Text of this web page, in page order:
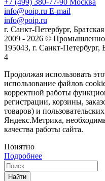
info@poip.ru E-mail
info@poip.ru
г. Санкт-Петербург,
2009 - 2026 ©
195043, г. Санкт-
4
Продолжая использовать
использование файлов
корректной работы
регистрации, корзины,
товаров) и
Яндекс.Метрика,
качества работы сайта.
Понятно
Подробнее
Найти